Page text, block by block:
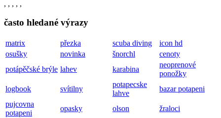
, , , , ,
často hledané výrazy
matrix přezka scuba diving
icon hd
osušky
novinka šnorchl
cenoty
potápěčské brýle lahev karabina
neoprenové
ponožky
logbook
svítilny
potapecske
lahve
bazar potapeni
pujcovna
potapeni
opasky olson
žraloci